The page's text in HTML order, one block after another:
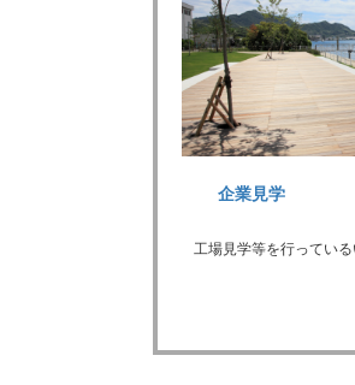
企業見学
工場見学等を行っている